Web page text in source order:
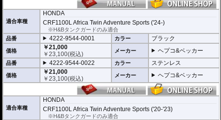
適合車種
HONDA
CRF1100L Africa Twin Adventure Sports ('24-)
※H&Bタンクガードのみ適合
品番
4222-9544-0001 カラー ブラック
価格
￥21,000
￥23,100(税込) メーカー ヘプコ&ベッカー
品番 4222-9544-0022 カラー ステンレス
価格
￥21,000
￥23,100(税込) メーカー ヘプコ&ベッカー
適合車種
HONDA
CRF1100L Africa Twin Adventure Sports ('20-'23)
※H&Bタンクガードのみ適合